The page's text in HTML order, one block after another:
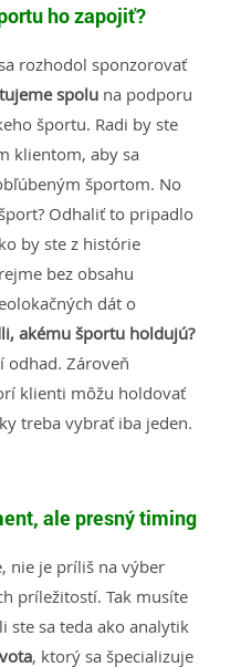
ho zapojiť?
rozhodol sponzorovať
spolu na podporu
športu. Radi by ste
klientom, aby sa
športom. No
Odhaliť to pripadlo
by ste z histórie
bez obsahu
dát o
akému športu holdujú?
odhad. Zároveň
klienti môžu holdovať
treba vybrať iba jeden.
ale presný timing
nie je príliš na výber
príležitostí. Tak musíte
ste sa teda ako analytik
, ktorý sa špecializuje